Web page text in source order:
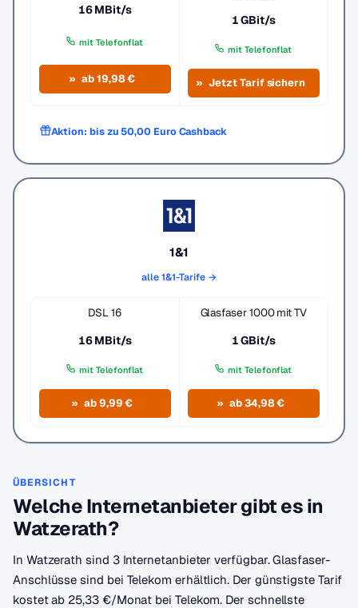
16 MBit/s
mit Telefonflat
ab 19,98 €
1 GBit/s
mit Telefonflat
Jetzt Tarif sichern
Aktion: bis zu 50,00 Euro Cashback
1&1
alle 1&1-Tarife →
DSL 16
16 MBit/s
mit Telefonflat
ab 9,99 €
Glasfaser 1000 mit TV
1 GBit/s
mit Telefonflat
ab 34,98 €
ÜBERSICHT
Welche Internetanbieter gibt es in
Watzerath?
In Watzerath sind 3 Internetanbieter verfügbar. Glasfaser-
Anschlüsse sind bei Telekom erhältlich. Der günstigste Tarif
kostet ab 25,33 €/Monat bei Telekom. Der schnellste